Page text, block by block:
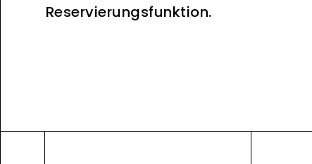
Reservierungsfunktion.